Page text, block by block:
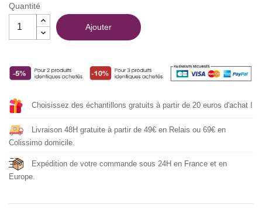
Quantité
Ajouter
Choisissez des échantillons gratuits à partir de 20 euros d'achat !
Livraison 48H gratuite à partir de 49€ en Relais ou 69€ en
Colissimo domicile.
Expédition de votre commande sous 24H en France et en
Europe.